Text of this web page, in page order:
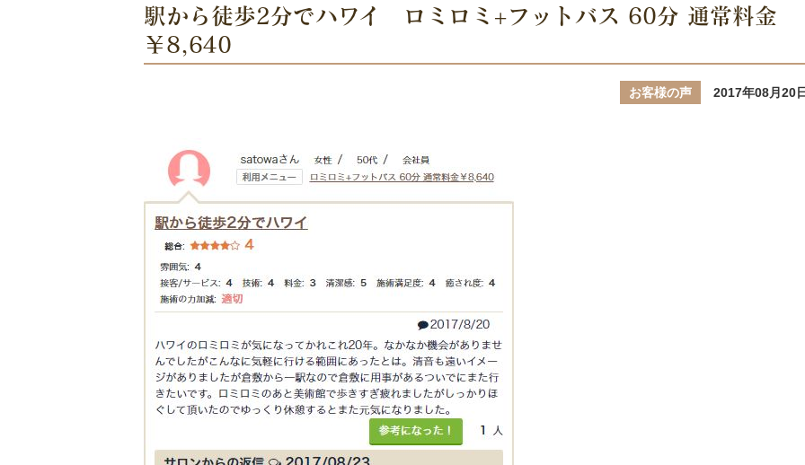
駅から徒歩2分でハワイ ロミロミ+フットバス 60分 通常料金
￥8,640
お客様の声 2017年08月20